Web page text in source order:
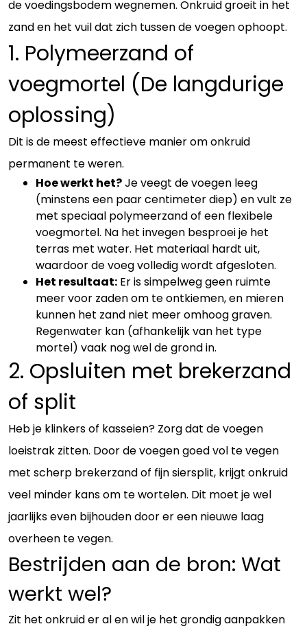
de voedingsbodem wegnemen. Onkruid groeit in het
zand en het vuil dat zich tussen de voegen ophoopt.
1. Polymeerzand of
voegmortel (De langdurige
oplossing)
Dit is de meest effectieve manier om onkruid
permanent te weren.
Hoe werkt het?Je veegt de voegen leeg
(minstens een paar centimeter diep) en vult ze
met speciaal polymeerzand of een flexibele
voegmortel. Na het invegen besproei je het
terras met water. Het materiaal hardt uit,
waardoor de voeg volledig wordt afgesloten.
Het resultaat: Er is simpelweg geen ruimte
meer voor zaden om te ontkiemen, en mieren
kunnen het zand niet meer omhoog graven.
Regenwater kan (afhankelijk van het type
mortel) vaak nog wel de grond in.
2. Opsluiten met brekerzand
of split
Heb je klinkers of kasseien? Zorg dat de voegen
loeistrak zitten. Door de voegen goed vol te vegen
met scherp brekerzand of fijn siersplit, krijgt onkruid
veel minder kans om te wortelen. Dit moet je wel
jaarlijks even bijhouden door er een nieuwe laag
overheen te vegen.
Bestrijden aan de bron: Wat
werkt wel?
Zit het onkruid er al en wil je het grondig aanpakken